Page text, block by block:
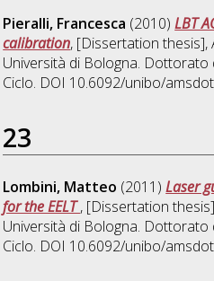
Pieralli, Francesca (2010)LBT
calibration, [Dissertation
Università di Bologna.
Ciclo. DOI 10.6092/unibo/
23
Lombini, Matteo (2011)Laser
for the EELT, [Dissertation
Università di Bologna.
Ciclo. DOI 10.6092/unibo/